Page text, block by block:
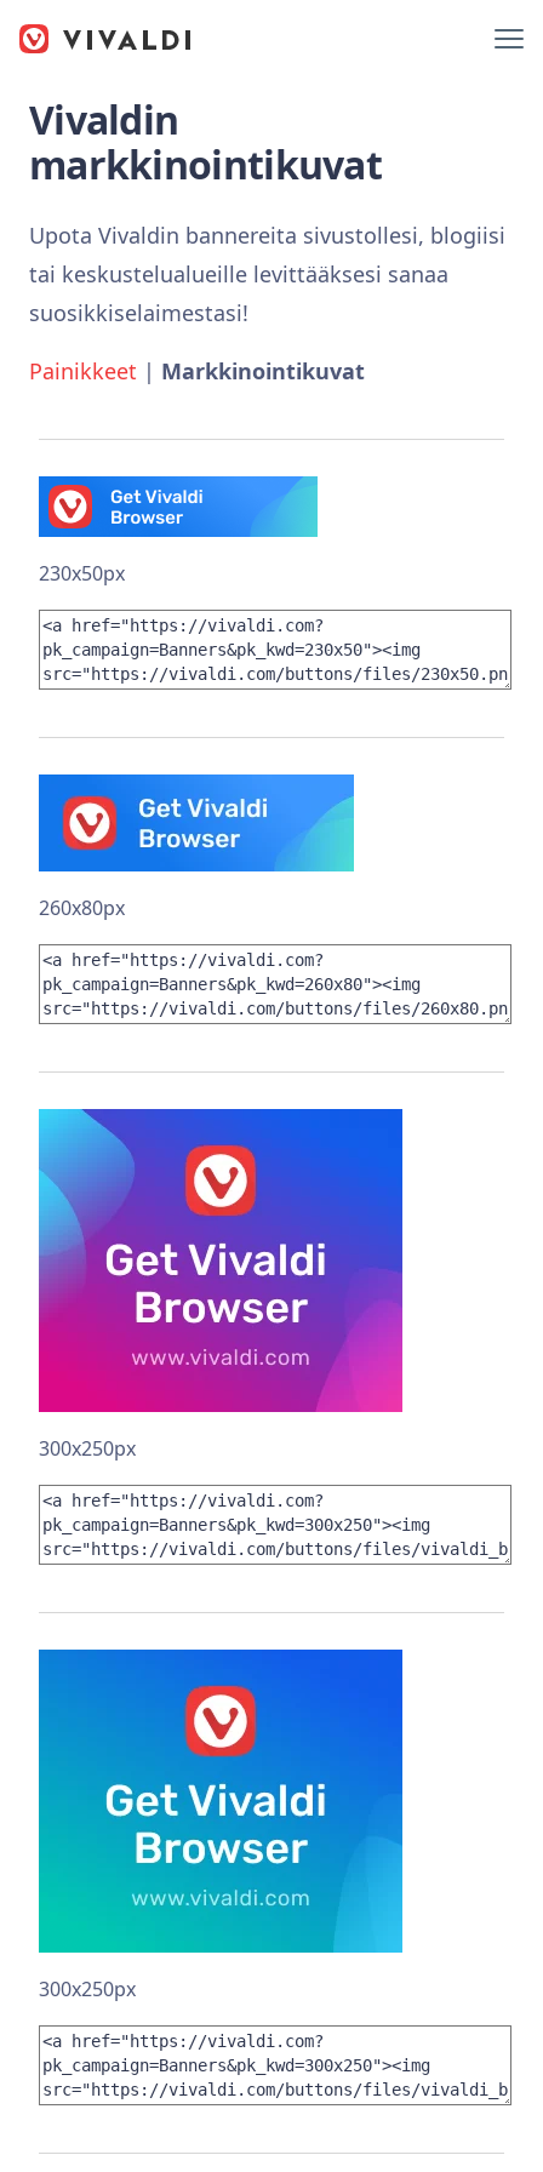
Vivaldin
markkinointikuvat
Upota Vivaldin bannereita sivustollesi, blogiisi
tai keskustelualueille levittääksesi sanaa
suosikkiselaimestasi!
Painikkeet | Markkinointikuvat
230x50px
260x80px
300x250px
300x250px